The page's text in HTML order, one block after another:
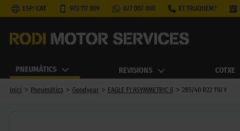
ESP/CAT 973 117 009 677 007 000 ET TRUQUEM?
PNEUMÀTICS REVISIONS COTXE
Inici > Pneumàtics > Goodyear > EAGLE F1 ASYMMETRIC 6 > 285/40 R22 110 Y